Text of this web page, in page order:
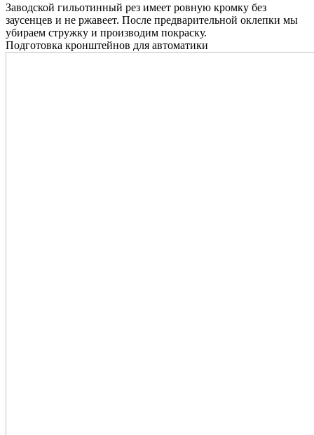
Заводской гильотинный рез имеет ровную кромку без
заусенцев и не ржавеет. После предварительной оклепки мы
убираем стружку и производим покраску.
Подготовка кронштейнов для автоматики